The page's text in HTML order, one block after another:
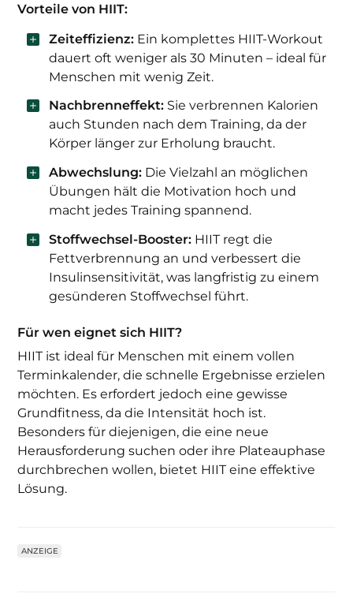
Vorteile von HIIT:
Zeiteffizienz: Ein komplettes HIIT-Workout
dauert oft weniger als 30 Minuten – ideal für
Menschen mit wenig Zeit.
Nachbrenneffekt: Sie verbrennen Kalorien
auch Stunden nach dem Training, da der
Körper länger zur Erholung braucht.
Abwechslung: Die Vielzahl an möglichen
Übungen hält die Motivation hoch und
macht jedes Training spannend.
Stoffwechsel-Booster: HIIT regt die
Fettverbrennung an und verbessert die
Insulinsensitivität, was langfristig zu einem
gesünderen Stoffwechsel führt.
Für wen eignet sich HIIT?
HIIT ist ideal für Menschen mit einem vollen
Terminkalender, die schnelle Ergebnisse erzielen
möchten. Es erfordert jedoch eine gewisse
Grundfitness, da die Intensität hoch ist.
Besonders für diejenigen, die eine neue
Herausforderung suchen oder ihre Plateauphase
durchbrechen wollen, bietet HIIT eine effektive
Lösung.
ANZEIGE